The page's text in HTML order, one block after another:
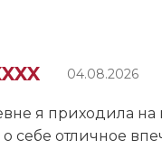
04.08.2026
я приходила
себе отличное